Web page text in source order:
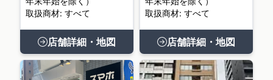
取扱商材: すべて
店舗詳細・地図
取扱商材: すべて
店舗詳細・地図